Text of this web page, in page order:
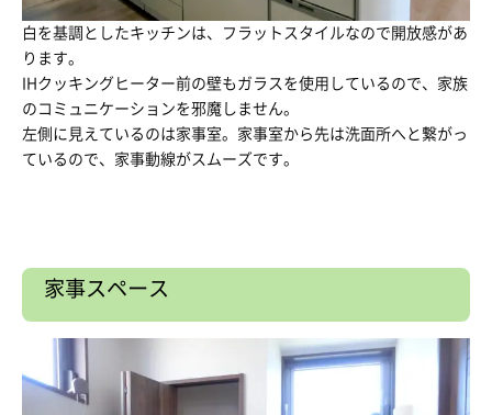
白を基調としたキッチンは、フラットスタイルなので開放感があ
ります。
IHクッキングヒーター前の壁もガラスを使用しているので、家族
のコミュニケーションを邪魔しません。
左側に見えているのは家事室。家事室から先は洗面所へと繋がっ
ているので、家事動線がスムーズです。
家事スペース